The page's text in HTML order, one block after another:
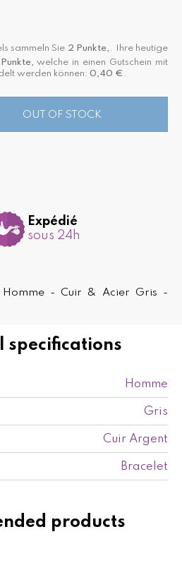
specifications
Homme
Gris
Cuir Argent
Bracelet
sammeln Sie 2 Punkte, . Ihre heutige
Punkte, welche in einen Gutschein mit
werden können: 0,40 € .
OUT OF STOCK
Expédié
sous 24h
Homme - Cuir & Acier Gris -
products